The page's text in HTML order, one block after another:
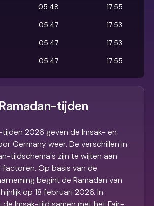
05:48
17:55
05:47
17:53
05:47
17:53
05:47 17:55
tijden
tijden 2026 geven de Imsak- en
Germany weer. De verschillen in
tijdschema's zijn te wijten aan
Op basis van de
begint de Ramadan van
op 18 februari 2026. In
de Imsak-tijd samen met het Fajr-